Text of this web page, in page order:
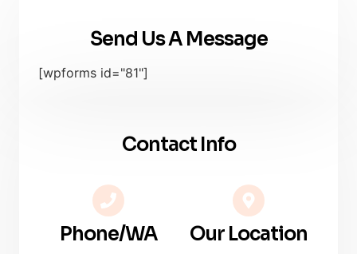
Send Us A Message
[wpforms id="81"]
Contact Info
Phone/WA Our Location